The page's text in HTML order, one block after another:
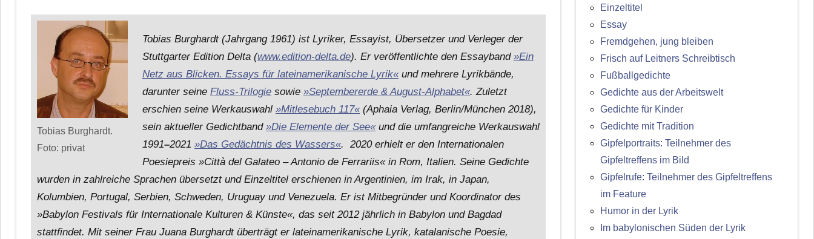
Tobias Burghardt.
Foto: privat
Tobias Burghardt (Jahrgang 1961) ist Lyriker, Essayist, Übersetzer und Verleger der
Stuttgarter Edition Delta (www.edition-delta.de). Er veröffentlichte den Essayband »Ein
Netz aus Blicken. Essays für lateinamerikanische Lyrik«und mehrere Lyrikbände,
darunter seine Fluss-Trilogie sowie »Septembererde & August-Alphabet«. Zuletzt
erschien seine Werkauswahl »Mitlesebuch 117«(Aphaia Verlag, Berlin/München 2018),
sein aktueller Gedichtband »Die Elemente der See«und die umfangreiche Werkauswahl
1991–2021 »Das Gedächtnis des Wassers«. 2020 erhielt er den Internationalen
Poesiepreis »Città del Galateo – Antonio de Ferrariis« in Rom, Italien. Seine Gedichte
wurden in zahlreiche Sprachen übersetzt und Einzeltitel erschienen in Argentinien, im Irak, in Japan,
Kolumbien, Portugal, Serbien, Schweden, Uruguay und Venezuela. Er ist Mitbegründer und Koordinator des
»Babylon Festivals für Internationale Kulturen & Künste«, das seit 2012 jährlich in Babylon und Bagdad
stattfindet. Mit seiner Frau Juana Burghardt überträgt er lateinamerikanische Lyrik, katalanische Poesie,
Einzeltitel
Essay
Fremdgehen, jung bleiben
Frisch auf Leitners Schreibtisch
Fußballgedichte
Gedichte aus der Arbeitswelt
Gedichte für Kinder
Gedichte mit Tradition
Gipfelportraits: Teilnehmer des
Gipfeltreffens im Bild
Gipfelrufe: Teilnehmer des Gipfeltreffens
im Feature
Humor in der Lyrik
Im babylonischen Süden der Lyrik